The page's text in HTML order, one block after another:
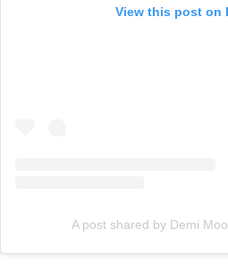
View this post on
A post shared by Demi